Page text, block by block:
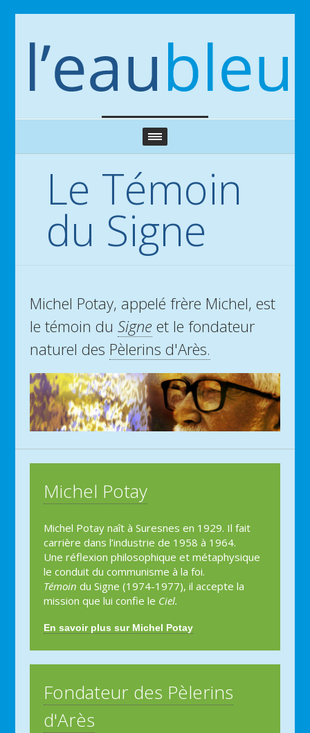
Le Témoin
du Signe
Michel Potay, appelé frère Michel, est
le témoin du Signe et le fondateur
naturel des Pèlerins d'Arès.
Michel Potay
Michel Potay naît à Suresnes en 1929. Il fait
carrière dans l’industrie de 1958 à 1964.
Une réflexion philosophique et métaphysique
le conduit du communisme à la foi.
Témoin du Signe (1974-1977), il accepte la
mission que lui confie le Ciel.
En savoir plus sur Michel Potay
Fondateur des Pèlerins
d'Arès